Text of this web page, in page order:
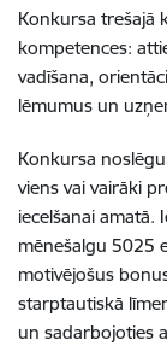
Konkursa trešajā
kompetences:
vadīšana,
lēmumus un
Konkursa
viens vai vairāki
iecelšanai amatā.
mēnešalgu 5025
motivējošus
starptautiskā
un sadarbojoties